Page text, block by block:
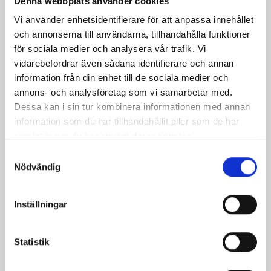
Vi använder enhetsidentifierare för att anpassa innehållet
och annonserna till användarna, tillhandahålla funktioner
för sociala medier och analysera vår trafik. Vi
vidarebefordrar även sådana identifierare och annan
information från din enhet till de sociala medier och
annons- och analysföretag som vi samarbetar med.
Dessa kan i sin tur kombinera informationen med annan
information som du har tillhandahållit eller som de har
Nödvändig
Inställningar
Statistik
också: